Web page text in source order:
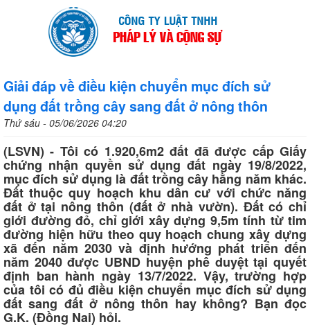
Giải đáp về điều kiện chuyển mục đích sử
dụng đất trồng cây sang đất ở nông thôn
Thứ sáu - 05/06/2026 04:20
(LSVN) - Tôi có 1.920,6m2 đất đã được cấp Giấy
chứng nhận quyền sử dụng đất ngày 19/8/2022,
mục đích sử dụng là đất trồng cây hằng năm khác.
Đất thuộc quy hoạch khu dân cư với chức năng
đất ở tại nông thôn (đất ở nhà vườn). Đất có chỉ
giới đường đỏ, chỉ giới xây dựng 9,5m tính từ tim
đường hiện hữu theo quy hoạch chung xây dựng
xã đến năm 2030 và định hướng phát triển đến
năm 2040 được UBND huyện phê duyệt tại quyết
định ban hành ngày 13/7/2022. Vậy, trường hợp
của tôi có đủ điều kiện chuyển mục đích sử dụng
đất sang đất ở nông thôn hay không? Bạn đọc
G.K. (Đồng Nai) hỏi.